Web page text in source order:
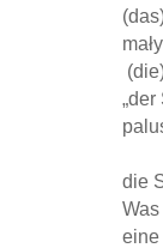
„der
die
eine